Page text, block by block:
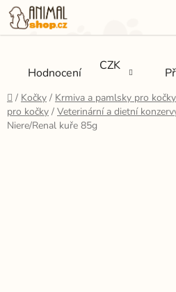
Přejít
na
obsah
Hodnocení CZK
Domů
/ Kočky / Krmiva a pamlsky pro kočky
pro kočky / Veterinární a dietní
Niere/Renal kuře 85g